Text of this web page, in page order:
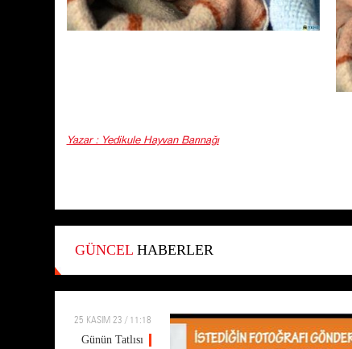
Yazar : Yedikule Hayvan Barınağı
GÜNCELHABERLER
25 KASIM 23 / 11:18
Günün Tatlısı